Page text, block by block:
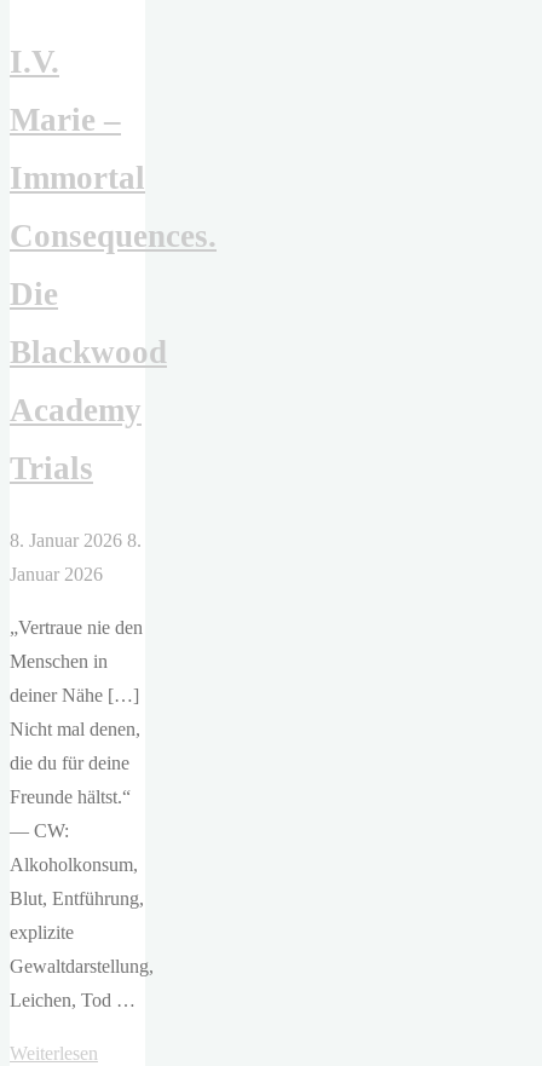
I.V.
Marie –
Immortal
Consequences.
Die
Blackwood
Academy
Trials
8. Januar 2026 8.
Januar 2026
„Vertraue nie den
Menschen in
deiner Nähe […]
Nicht mal denen,
die du für deine
Freunde hältst.“
— CW:
Alkoholkonsum,
Blut, Entführung,
explizite
Gewaltdarstellung,
Leichen, Tod …
Weiterlesen